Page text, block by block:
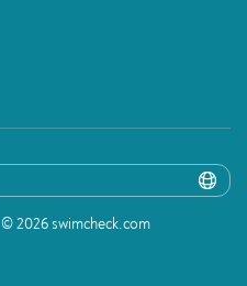
© 2026 swimcheck.com